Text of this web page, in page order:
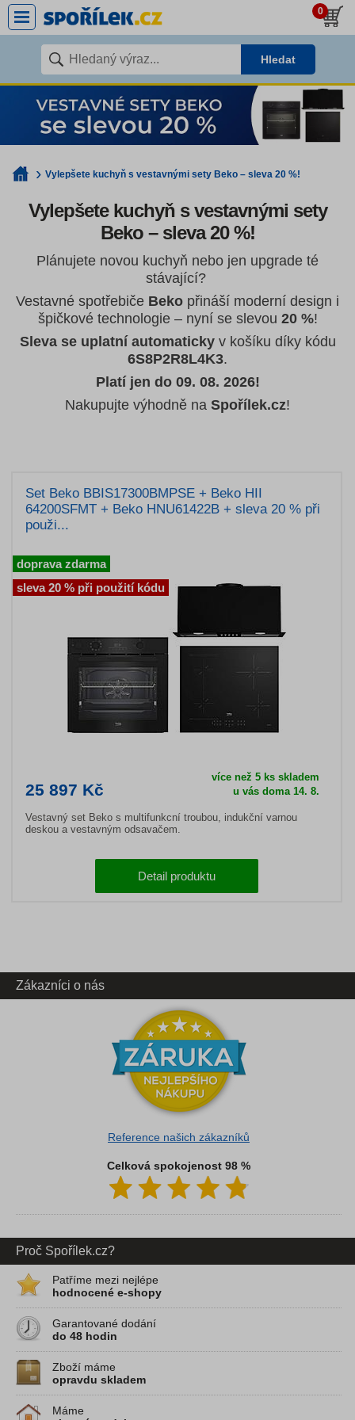
0
Hledat
Vylepšete kuchyň s vestavnými sety Beko – sleva 20 %!
Vylepšete kuchyň s vestavnými sety
Beko – sleva 20 %!
Plánujete novou kuchyň nebo jen upgrade té
stávající?
Vestavné spotřebiče Beko přináší moderní design i
špičkové technologie – nyní se slevou 20 %!
Sleva se uplatní automatickyv košíku díky kódu
6S8P2R8L4K3.
Platí jen do 09. 08. 2026!
Nakupujte výhodně na Spořílek.cz!
Set Beko BBIS17300BMPSE + Beko HII
64200SFMT + Beko HNU61422B + sleva 20 % při
použi...
25 897 Kč
více než 5 ks skladem
u vás doma 14. 8.
Vestavný set Beko s multifunkcní troubou, indukční varnou
deskou a vestavným odsavačem.
Detail produktu
doprava zdarma
sleva 20 % při použití kódu
Zákazníci o nás
Reference našich zákazníků
Celková spokojenost 98 %
Proč Spořílek.cz?
Patříme mezi nejlépe
hodnocené e-shopy
Garantované dodání
do 48 hodin
Zboží máme
opravdu skladem
Máme